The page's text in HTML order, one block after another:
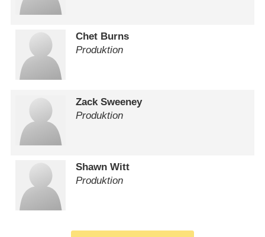
Chet Burns
Produktion
Zack Sweeney
Produktion
Shawn Witt
Produktion